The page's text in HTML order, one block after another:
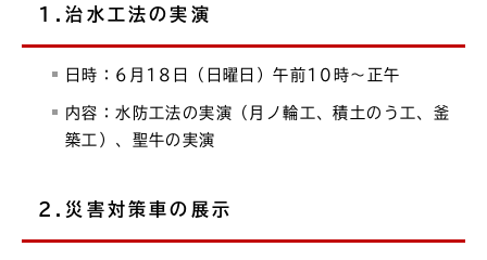
1.治水工法の実演
日時：6月18日（日曜日）午前10時～正午
内容：水防工法の実演（月ノ輪工、積土のう工、釜
築工）、聖牛の実演
2.災害対策車の展示